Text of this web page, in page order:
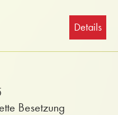
Details
Besetzung